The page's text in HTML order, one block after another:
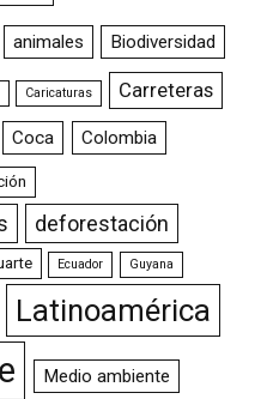
animales Biodiversidad
Caricaturas Carreteras
Coca Colombia
deforestación
Ecuador Guyana
Latinoamérica
Medio ambiente